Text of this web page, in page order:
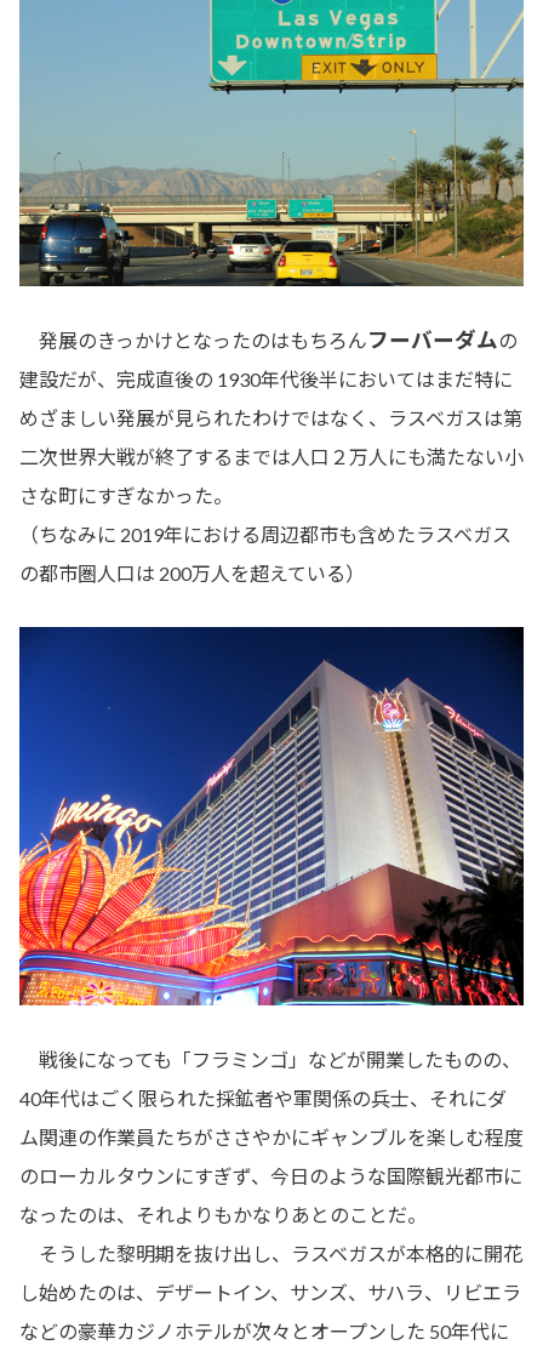
発展のきっかけとなったのはもちろんフーバーダムの
建設だが、完成直後の 1930年代後半においてはまだ特に
めざましい発展が見られたわけではなく、ラスベガスは第
二次世界大戦が終了するまでは人口２万人にも満たない小
さな町にすぎなかった。
（ちなみに 2019年における周辺都市も含めたラスベガス
の都市圏人口は 200万人を超えている）
戦後になっても「フラミンゴ」などが開業したものの、
40年代はごく限られた採鉱者や軍関係の兵士、それにダ
ム関連の作業員たちがささやかにギャンブルを楽しむ程度
のローカルタウンにすぎず、今日のような国際観光都市に
なったのは、それよりもかなりあとのことだ。
そうした黎明期を抜け出し、ラスベガスが本格的に開花
し始めたのは、デザートイン、サンズ、サハラ、リビエラ
などの豪華カジノホテルが次々とオープンした 50年代に